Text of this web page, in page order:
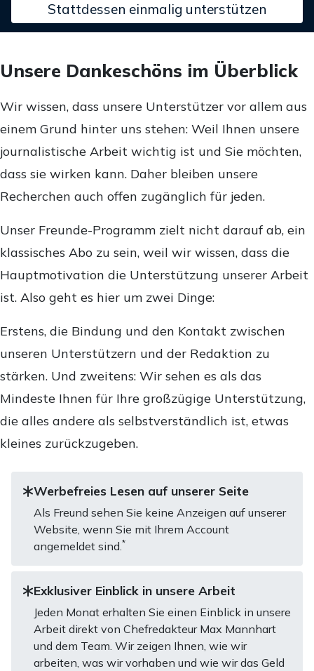
Stattdessen einmalig unterstützen
Unsere Dankeschöns im Überblick
Wir wissen, dass unsere Unterstützer vor allem aus
einem Grund hinter uns stehen: Weil Ihnen unsere
journalistische Arbeit wichtig ist und Sie möchten,
dass sie wirken kann. Daher bleiben unsere
Recherchen auch offen zugänglich für jeden.
Unser Freunde-Programm zielt nicht darauf ab, ein
klassisches Abo zu sein, weil wir wissen, dass die
Hauptmotivation die Unterstützung unserer Arbeit
ist. Also geht es hier um zwei Dinge:
Erstens, die Bindung und den Kontakt zwischen
unseren Unterstützern und der Redaktion zu
stärken. Und zweitens: Wir sehen es als das
Mindeste Ihnen für Ihre großzügige Unterstützung,
die alles andere als selbstverständlich ist, etwas
kleines zurückzugeben.
Werbefreies Lesen auf unserer Seite
Als Freund sehen Sie keine Anzeigen auf unserer
Website, wenn Sie mit Ihrem Account
angemeldet sind.*
Exklusiver Einblick in unsere Arbeit
Jeden Monat erhalten Sie einen Einblick in unsere
Arbeit direkt von Chefredakteur Max Mannhart
und dem Team. Wir zeigen Ihnen, wie wir
arbeiten, was wir vorhaben und wie wir das Geld